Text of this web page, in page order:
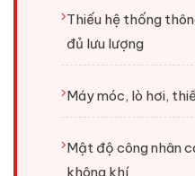
Thiếu hệ thống
đủ lưu lượng
Máy móc, lò hơi,
Mật độ công nhân
không khí